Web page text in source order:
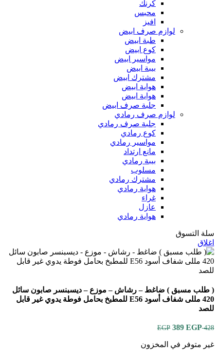
كرنك
محبس
افيز
لوازم صرف ابيض
طبة ابيض
كوع ابيض
مواسير ابيض
بيبة ابيض
مشترك ابيض
هواية ابيض
هواية ابيض
جلبة صرف ابيض
لوازم صرف رمادي
جلبة صرف رمادي
كوع رمادي
مواسير رمادي
مانع ارتداد
بيبة رمادي
مسلوب
مشترك رمادي
هواية رمادي
غراء
عازل
هواية رمادي
سلة التسوق
اغلاق
( طلب مسبق ) ضاغط – رشاش – موزع – ديسبنسر صابون سائل
420 مللى شفاف أسود E56 للمطبخ بحامل فوطة يدوي غير قابل
للصد
428
EGP
السعر
هو:
389 EGP
السعر
هو:
غير متوفر في المخزون